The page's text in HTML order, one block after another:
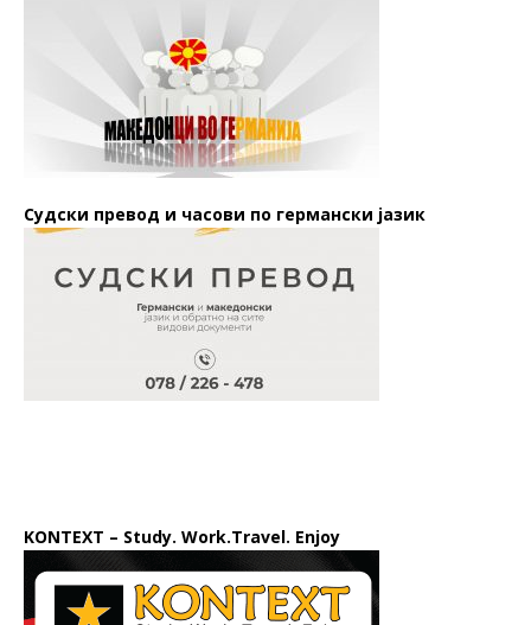
Судски превод и часови по германски јазик
KONTEXT – Study. Work.Travel. Enjoy